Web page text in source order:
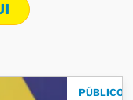
PÚBLICO